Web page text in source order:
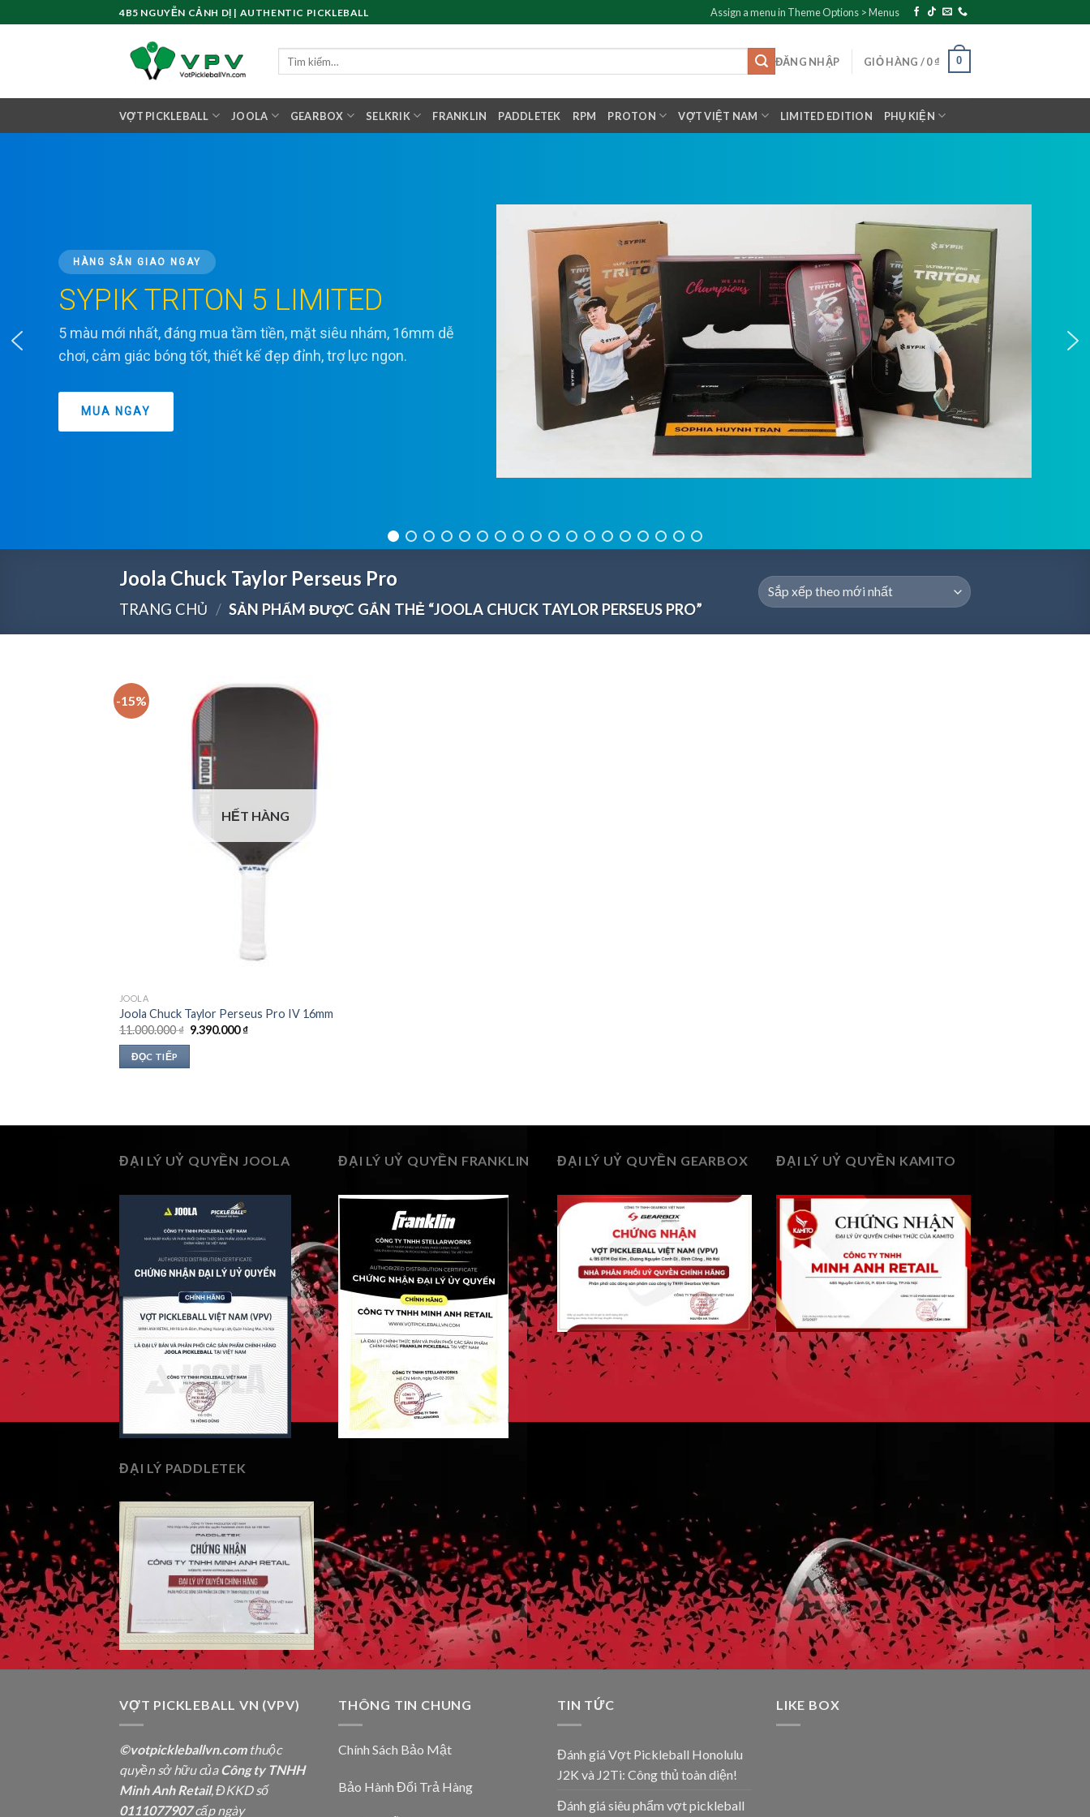
to
4B5 NGUYỄN CẢNH DỊ | AUTHENTIC PICKLEBALL Assign a menu in Theme Options > Menus
ĐĂNG NHẬP GIỎ HÀNG /0₫ 0
VỢT PICKLEBALL JOOLA GEARBOX SELKRIK FRANKLIN PADDLETEK RPM PROTON VỢT VIỆT NAM LIMITED EDITION PHỤ KIỆN
HÀNG SẴN GIAO NGAY
SYPIK TRITON 5 LIMITED
5 màu mới nhất, đáng mua tầm tiền, mặt siêu nhám, 16mm dễ
chơi, cảm giác bóng tốt, thiết kế đẹp đỉnh, trợ lực ngon.
MUA NGAY
Joola Chuck Taylor Perseus Pro
TRANG CHỦ / SẢN PHẨM ĐƯỢC GẮN THẺ “JOOLA CHUCK TAYLOR PERSEUS PRO”
-15%
HẾT HÀNG
JOOLA
Joola Chuck Taylor Perseus Pro IV 16mm
11.000.000₫ Giá
9.390.000₫Giá
ĐỌC TIẾP
ĐẠI LÝ UỶ QUYỀN JOOLA ĐẠI LÝ UỶ QUYỀN FRANKLIN ĐẠI LÝ UỶ QUYỀN GEARBOX ĐẠI LÝ UỶ QUYỀN KAMITO
ĐẠI LÝ PADDLETEK
VỢT PICKLEBALL VN (VPV)
©votpickleballvn.comthuộc
quyền sở hữu củaCông ty TNHH
Minh Anh Retail, ĐKKD số
0111077907cấp ngày
THÔNG TIN CHUNG
Chính Sách Bảo Mật
Bảo Hành Đổi Trả Hàng
TIN TỨC
Đánh giá Vợt Pickleball Honolulu
J2K và J2Ti: Công thủ toàn diện!
Đánh giá siêu phẩm vợt pickleball
LIKE BOX